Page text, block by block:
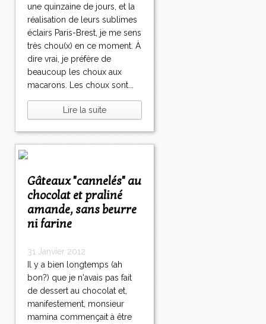
une quinzaine de jours, et la
réalisation de leurs sublimes
éclairs Paris-Brest, je me sens
très chou(x) en ce moment. À
dire vrai, je préfère de
beaucoup les choux aux
macarons. Les choux sont...
Lire la suite
Gâteaux "cannelés" au
chocolat et praliné
amande, sans beurre
ni farine
31 Janvier 2012
Il y a bien longtemps (ah
bon?) que je n'avais pas fait
de dessert au chocolat et,
manifestement, monsieur
mamina commençait à être